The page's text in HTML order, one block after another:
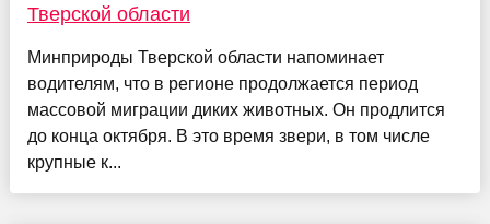
Тверской области
Минприроды Тверской области напоминает
водителям, что в регионе продолжается период
массовой миграции диких животных. Он продлится
до конца октября. В это время звери, в том числе
крупные к...